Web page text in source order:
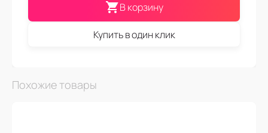
В корзину
Купить в один клик
Похожие товары